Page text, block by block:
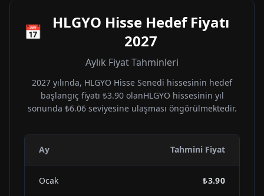
📅 HLGYO Hisse Hedef Fiyatı
2027
Aylık Fiyat Tahminleri
2027 yılında, HLGYO Hisse Senedi hissesinin hedef
başlangıç fiyatı ₺3.90olanHLGYO hissesinin yıl
sonunda ₺6.06seviyesine ulaşması öngörülmektedir.
Ay Tahmini Fiyat
Ocak ₺3.90